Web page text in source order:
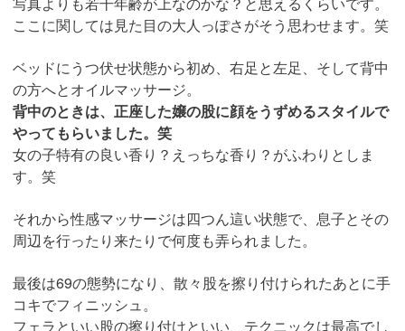
ここに関しては見た目の大人っぽさがそう思わせます。笑
ベッドにうつ伏せ状態から初め、右足と左足、そして背中
の方へとオイルマッサージ。
背中のときは、正座した嬢の股に顔をうずめるスタイルで
やってもらいました。笑
女の子特有の良い香り？えっちな香り？がふわりとしま
す。笑
それから性感マッサージは四つん這い状態で、息子とその
周辺を行ったり来たりで何度も弄られました。
最後は69の態勢になり、散々股を擦り付けられたあとに手
コキでフィニッシュ。
フェラといい股の擦り付けといい、テクニックは最高でし